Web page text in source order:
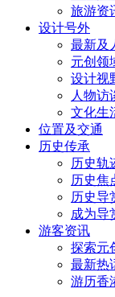
旅游资
设计号外
最新及
元创领
设计视
人物访
文化生
位置及交通
历史传承
历史轨
历史焦
历史导
成为导
游客资讯
探索元
最新热
游历香